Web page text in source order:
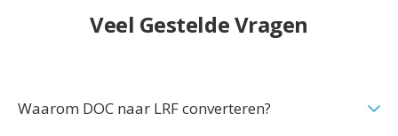
Veel Gestelde Vragen
Waarom DOC naar LRF converteren?